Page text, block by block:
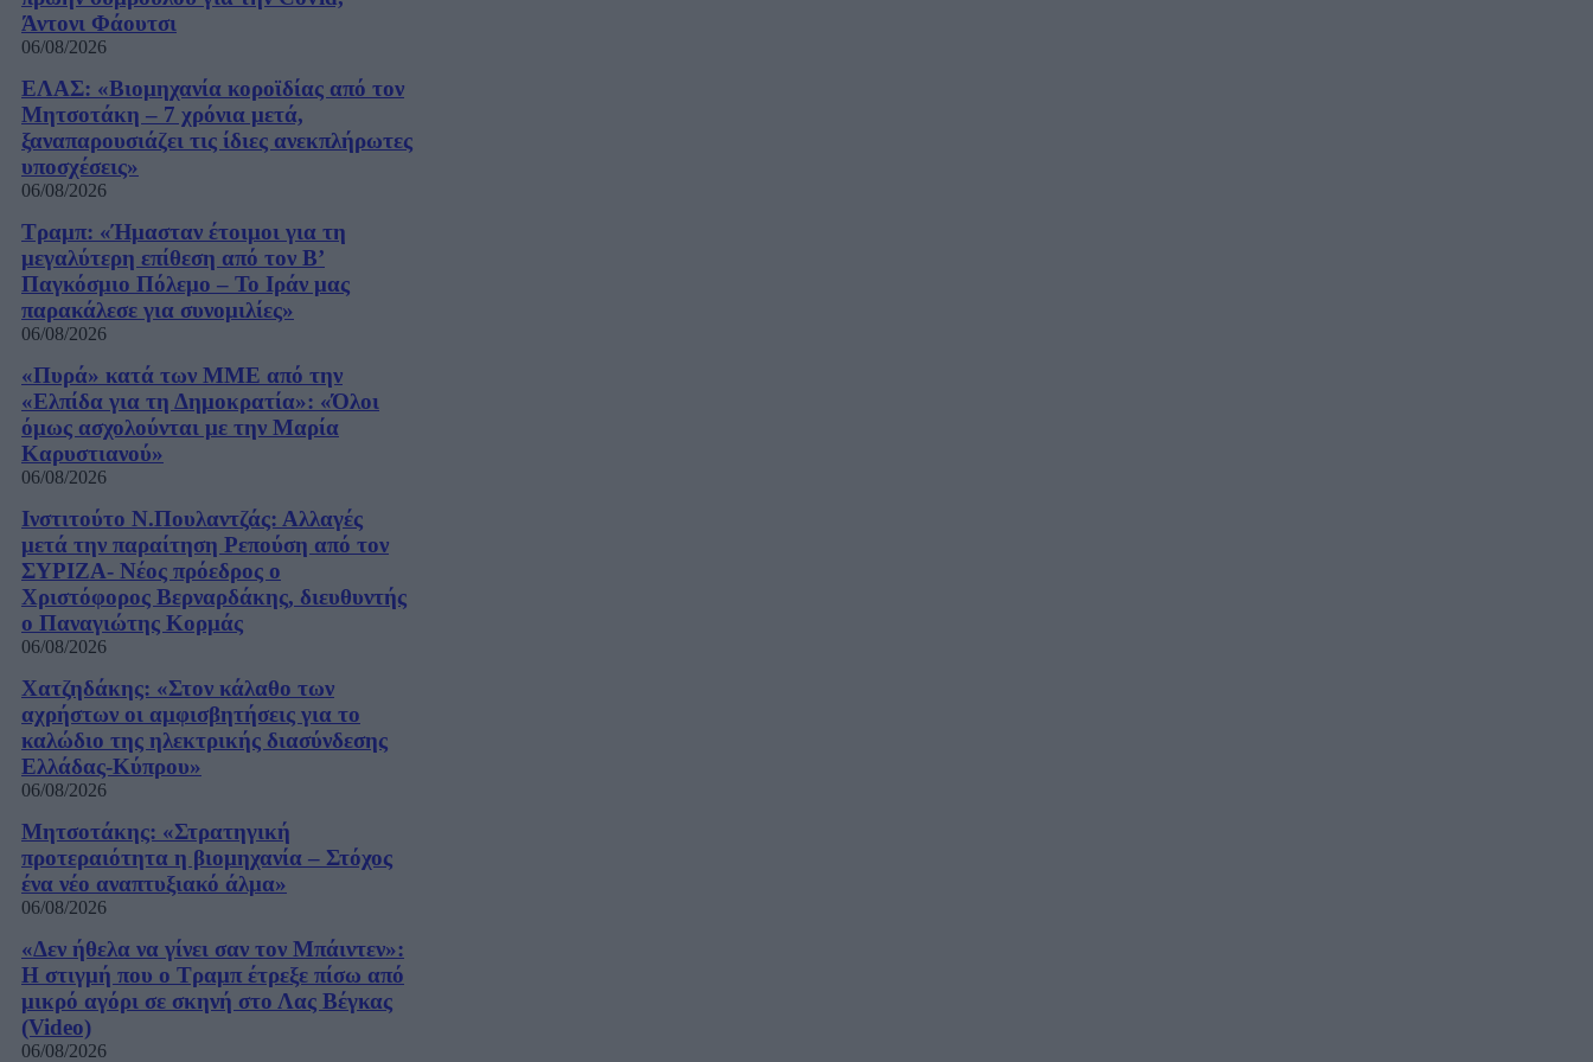
Άντονι Φάουτσι
06/08/2026
ΕΛΑΣ: «Βιομηχανία κοροϊδίας από τον
Μητσοτάκη – 7 χρόνια μετά,
ξαναπαρουσιάζει τις ίδιες ανεκπλήρωτες
υποσχέσεις»
06/08/2026
Τραμπ: «Ήμασταν έτοιμοι για τη
μεγαλύτερη επίθεση από τον Β’
Παγκόσμιο Πόλεμο – Το Ιράν μας
παρακάλεσε για συνομιλίες»
06/08/2026
«Πυρά» κατά των ΜΜΕ από την
«Ελπίδα για τη Δημοκρατία»: «Όλοι
όμως ασχολούνται με την Μαρία
Καρυστιανού»
06/08/2026
Ινστιτούτο Ν.Πουλαντζάς: Αλλαγές
μετά την παραίτηση Ρεπούση από τον
ΣΥΡΙΖΑ- Νέος πρόεδρος ο
Χριστόφορος Βερναρδάκης, διευθυντής
ο Παναγιώτης Κορμάς
06/08/2026
Χατζηδάκης: «Στον κάλαθο των
αχρήστων οι αμφισβητήσεις για το
καλώδιο της ηλεκτρικής διασύνδεσης
Ελλάδας-Κύπρου»
06/08/2026
Μητσοτάκης: «Στρατηγική
προτεραιότητα η βιομηχανία – Στόχος
ένα νέο αναπτυξιακό άλμα»
06/08/2026
«Δεν ήθελα να γίνει σαν τον Μπάιντεν»:
Η στιγμή που ο Τραμπ έτρεξε πίσω από
μικρό αγόρι σε σκηνή στο Λας Βέγκας
(Video)
06/08/2026